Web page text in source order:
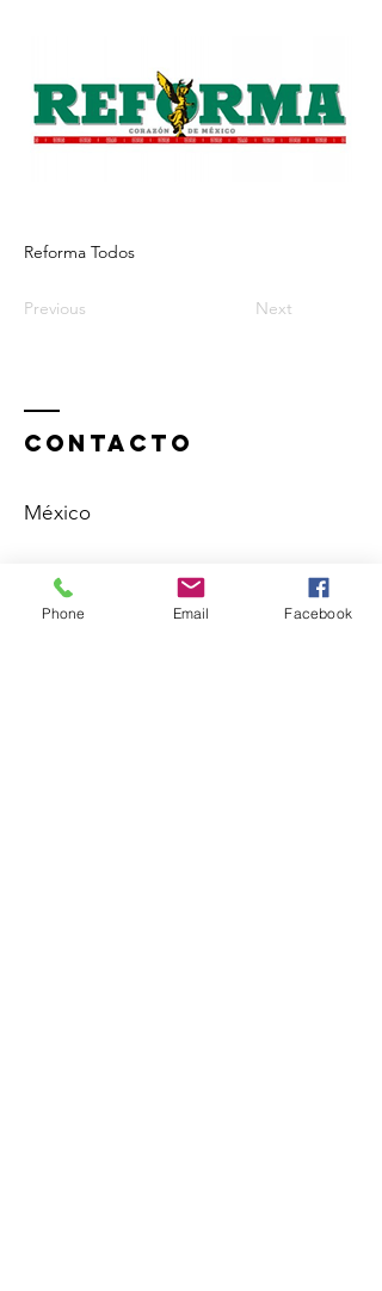
Reforma Todos
Previous Next
ContactO
México
+52 1 55 1825 9362
Phone Email Facebook